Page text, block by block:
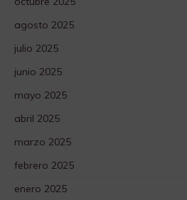
agosto 2025
julio 2025
junio 2025
mayo 2025
abril 2025
marzo 2025
febrero 2025
enero 2025